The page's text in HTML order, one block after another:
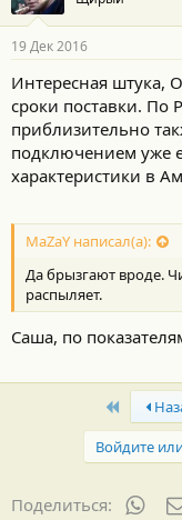
19 Дек 2016
Интересная штука,
сроки поставки. По
приблизительно
подключением уже
характеристики в
MaZaY написал(а):
Да брызгают вроде.
распыляет.
Саша, по
First
Войдите
Поделиться: